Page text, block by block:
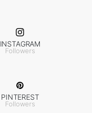
INSTAGRAM
Followers
PINTEREST
Followers